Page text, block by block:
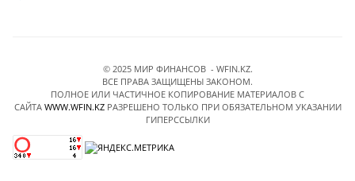
© 2025 МИР ФИНАНСОВ - WFIN.KZ.
ВСЕ ПРАВА ЗАЩИЩЕНЫ ЗАКОНОМ.
ПОЛНОЕ ИЛИ ЧАСТИЧНОЕ КОПИРОВАНИЕ МАТЕРИАЛОВ C
САЙТА WWW.WFIN.KZРАЗРЕШЕНО ТОЛЬКО ПРИ ОБЯЗАТЕЛЬНОМ УКАЗАНИИ
ГИПЕРССЫЛКИ